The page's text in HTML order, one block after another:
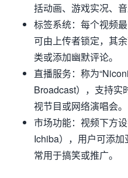
括动画、游戏实况、
标签系统：每个视频
可由上传者锁定，其
类或添加幽默评论。
直播服务：称为
Broadcast），支持实
视节目或网络演唱会。
市场功能：视频下方
Ichiba），用户可添
常用于搞笑或推广。